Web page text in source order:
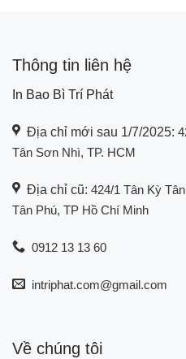
Thông tin liên hệ
In Bao Bì Trí Phát
Địa chỉ mới sau 1/7/2025:
Tân Sơn Nhì, TP. HCM
Địa chỉ cũ: 424/1 Tân Kỳ
Tân Phú, TP Hồ Chí Minh
0912 13 13 60
intriphat.com@gmail.com
Về chúng tôi